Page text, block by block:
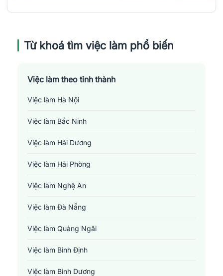
Từ khoá tìm việc làm phổ biến
Việc làm theo tỉnh thành
Việc làm Hà Nội
Việc làm Bắc Ninh
Việc làm Hải Dương
Việc làm Hải Phòng
Việc làm Nghệ An
Việc làm Đà Nẵng
Việc làm Quảng Ngãi
Việc làm Bình Định
Việc làm Bình Dương